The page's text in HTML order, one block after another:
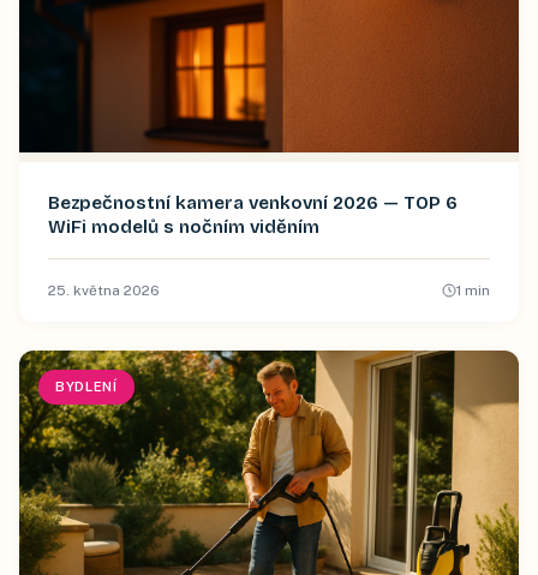
Bezpečnostní kamera venkovní 2026 — TOP 6
WiFi modelů s nočním viděním
25. května 2026 1 min
BYDLENÍ